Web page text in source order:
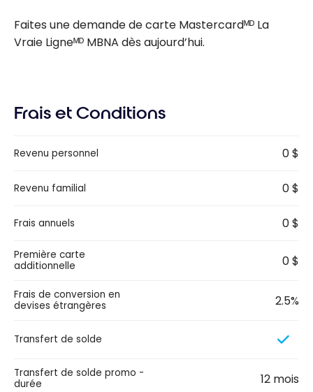
Faites une demande de carte Mastercardᴹᴰ La
Vraie Ligneᴹᴰ MBNA dès aujourd’hui.
Frais et Conditions
Revenu personnel 0 $
Revenu familial 0 $
Frais annuels 0 $
Première carte
additionnelle
0 $
Frais de conversion en
devises étrangères
2.5%
Transfert de solde
Transfert de solde promo -
durée
12 mois